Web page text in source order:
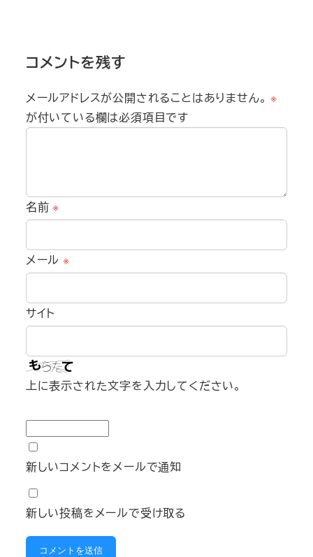
コメントを残す
メールアドレスが公開されることはありません。 ※
が付いている欄は必須項目です
名前※
メール ※
サイト
上に表示された文字を入力してください。
新しいコメントをメールで通知
新しい投稿をメールで受け取る